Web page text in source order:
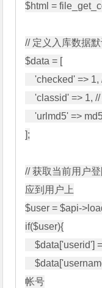
$html =
// 定义入库数据
$data = [
    'checked' => 1, // 发布后自动审核
    'classid' => 1, // 栏目
    'urlmd5' => md5($url)
];
// 获取当前用户
应到用户上
$user = $api-
if($user){
    $data['userid'] = $user['userid']; // 发布者id
    $data['username'] = $user['username']; // 发布者
帐号